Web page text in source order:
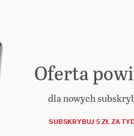
Oferta
dla nowych
SUBSKRYBUJ 5 ZŁ ZA